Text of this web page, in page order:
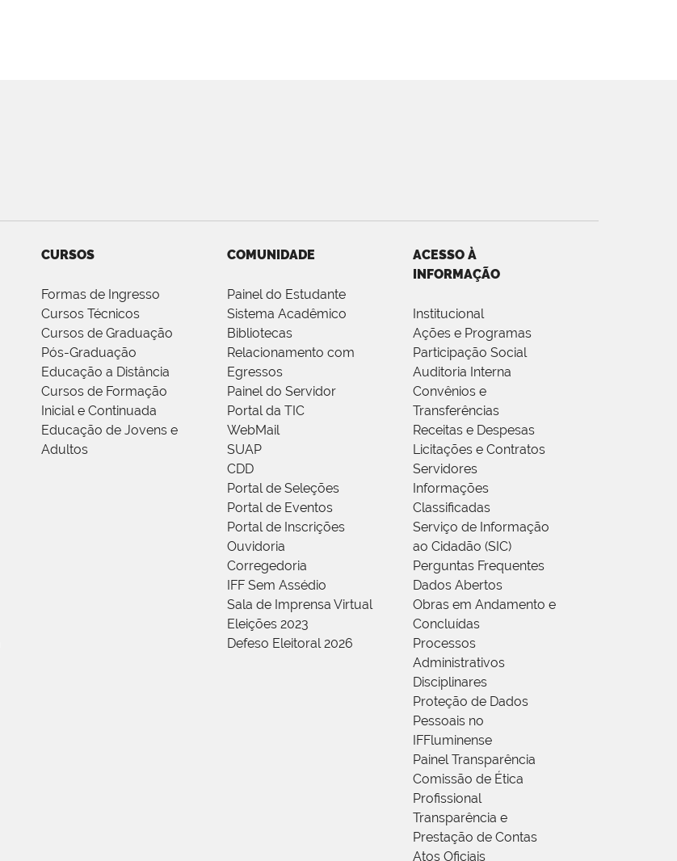
CURSOS
Formas de Ingresso
Cursos Técnicos
Cursos de Graduação
Pós-Graduação
Educação a Distância
Cursos de Formação
Inicial e Continuada
Educação de Jovens e
Adultos
COMUNIDADE
Painel do Estudante
Sistema Acadêmico
Bibliotecas
Relacionamento com
Egressos
Painel do Servidor
Portal da TIC
WebMail
SUAP
CDD
Portal de Seleções
Portal de Eventos
Portal de Inscrições
Ouvidoria
Corregedoria
IFF Sem Assédio
Sala de Imprensa Virtual
Eleições 2023
Defeso Eleitoral 2026
ACESSO À
INFORMAÇÃO
Institucional
Ações e Programas
Participação Social
Auditoria Interna
Convênios e
Transferências
Receitas e Despesas
Licitações e Contratos
Servidores
Informações
Classificadas
Serviço de Informação
ao Cidadão (SIC)
Perguntas Frequentes
Dados Abertos
Obras em Andamento e
Concluídas
Processos
Administrativos
Disciplinares
Proteção de Dados
Pessoais no
IFFluminense
Painel Transparência
Comissão de Ética
Profissional
Transparência e
Prestação de Contas
Atos Oficiais